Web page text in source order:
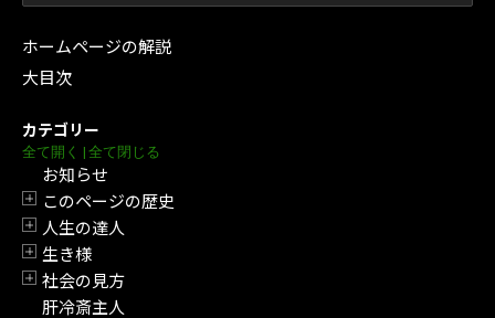
ホームページの解説
大目次
カテゴリー
全て開く | 全て閉じる
お知らせ
開閉
このページの歴史
開閉
人生の達人
開閉
生き様
開閉
社会の見方
肝冷斎主人